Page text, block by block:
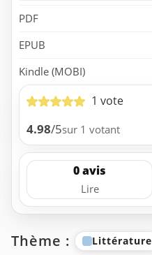
PDF
EPUB
Kindle (MOBI)
1 vote
4.98/5sur 1 votant
0 avis
Lire
Thème : Littérature